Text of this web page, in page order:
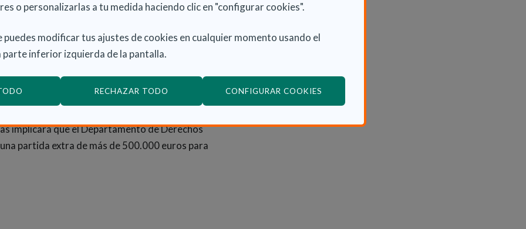
o personalizarlas a tu medida haciendo clic en "configurar cookies".
puedes modificar tus ajustes de cookies en cualquier momento usando el
parte inferior izquierda de la pantalla.
RECHAZAR TODO CONFIGURAR COOKIES
normativos que facilitan el acceso a los
con discapacidad. En este sentido, se ha
centro de día para personas con discapacidad
de día para personas con discapacidad
sociales es hoy de 740 euros al mes. La
implicará que el Departamento de Derechos
partida extra de más de 500.000 euros para